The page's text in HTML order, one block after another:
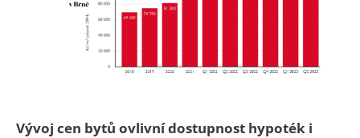
Vývoj cen bytů ovlivní dostupnost hypoték i